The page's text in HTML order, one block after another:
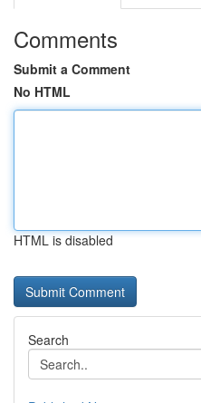
Comments
Submit a Comment
No HTML
HTML is disabled
Search